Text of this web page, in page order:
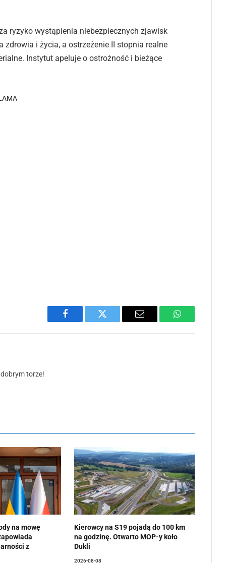
ryzyko wystąpienia niebezpiecznych zjawisk
i życia, a ostrzeżenie II stopnia realne
Instytut apeluje o ostrożność i bieżące
Facebook Twitter Email WhatsApp
torze!
na mowę
z
Kierowcy na S19 pojadą do 100 km
na godzinę. Otwarto MOP-y koło
Dukli
2026-08-08